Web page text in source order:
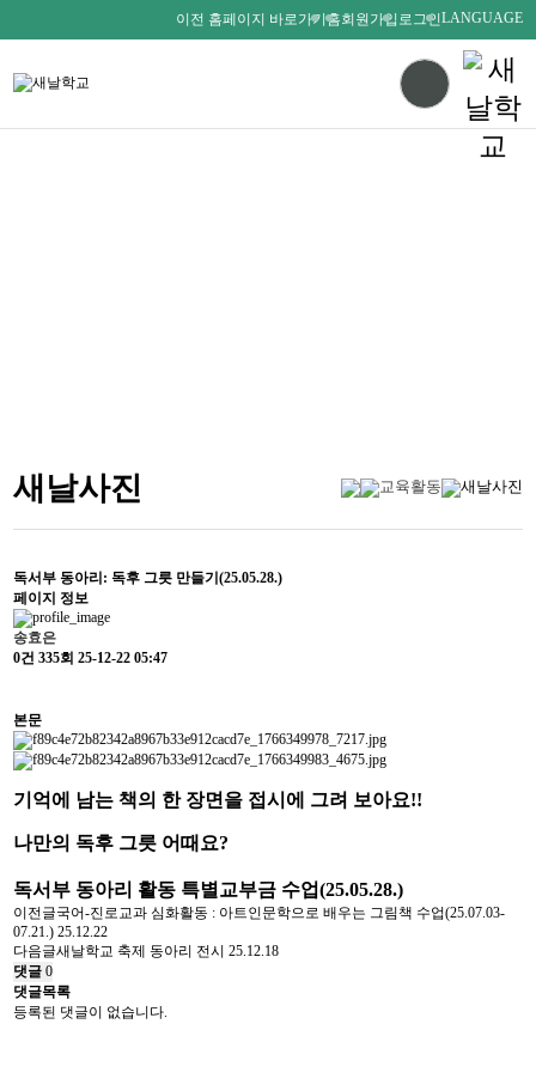
이전 홈페이지 바로가기홈회원가입 로그인LANGUAGE
새날사진 교육활동 새날사진
독서부 동아리: 독후 그릇 만들기(25.05.28.)
페이지 정보
송효은
0건 335회 25-12-22 05:47
본문
기억에 남는 책의 한 장면을 접시에 그려 보아요!!
나만의 독후 그릇 어때요?
독서부 동아리 활동 특별교부금 수업(25.05.28.)
이전글국어-진로교과 심화활동 : 아트인문학으로 배우는 그림책 수업(25.07.03-
07.21.) 25.12.22
다음글새날학교 축제 동아리 전시 25.12.18
댓글 0
댓글목록
등록된 댓글이 없습니다.